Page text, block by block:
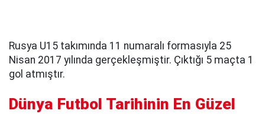
Rusya U15 takımında 11 numaralı formasıyla 25
Nisan 2017 yılında gerçekleşmiştir. Çıktığı 5 maçta 1
gol atmıştır.
Dünya Futbol Tarihinin En Güzel